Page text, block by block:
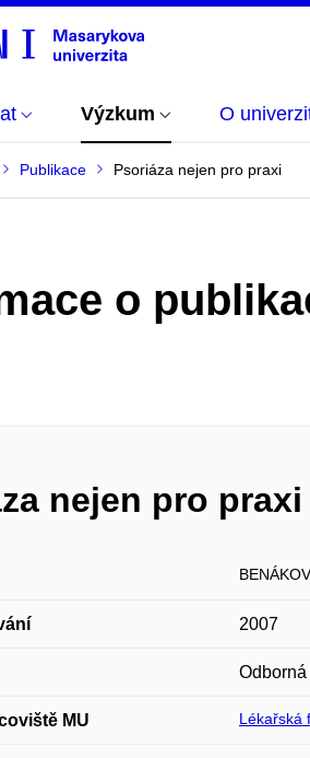
Výzkum O
Publikace Psoriáza nejen pro praxi
o
nejen pro praxi
2007
MU Lékařská